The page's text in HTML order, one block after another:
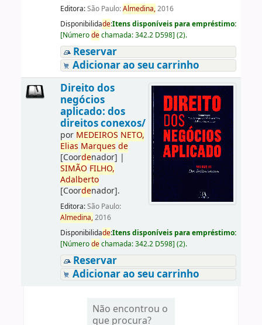
Editora:São Paulo:Almedina,2016
Disponibilidade:Itens disponíveis para empréstimo:
[Númerodechamada:342.2 D598] (2).
Reservar
Adicionar ao seu carrinho
Direito dos
negócios
aplicado: dos
direitos conexos/
por MEDEIROS NETO,
Elias Marques de
[Coordenador] |
SIMÃO FILHO,
Adalberto
[Coordenador].
Editora:São Paulo:
Almedina,2016
Disponibilidade:Itens disponíveis para empréstimo:
[Númerodechamada:342.2 D598] (2).
Reservar
Adicionar ao seu carrinho
Não encontrou o
que procura?